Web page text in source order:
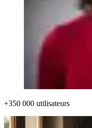
+350 000 utilisateurs